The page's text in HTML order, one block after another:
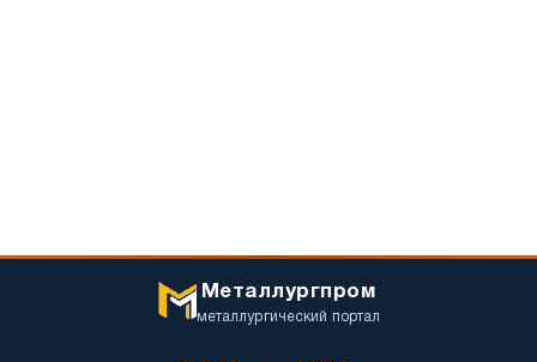
Металлургпром
металлургический портал